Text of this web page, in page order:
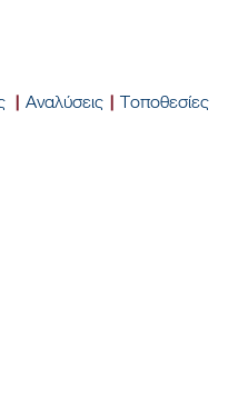
|Αναλύσεις |Τοποθεσίες